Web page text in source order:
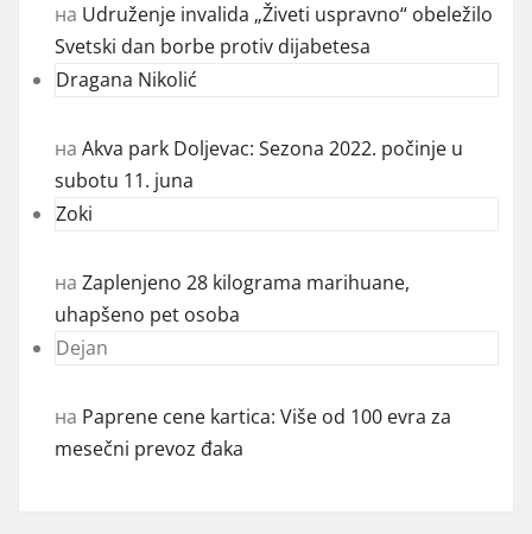
на Udruženje invalida „Živeti uspravno“ obeležilo
Svetski dan borbe protiv dijabetesa
Dragana Nikolić
на Akva park Doljevac: Sezona 2022. počinje u
subotu 11. juna
Zoki
на Zaplenjeno 28 kilograma marihuane,
uhapšeno pet osoba
Dejan
на Paprene cene kartica: Više od 100 evra za
mesečni prevoz đaka